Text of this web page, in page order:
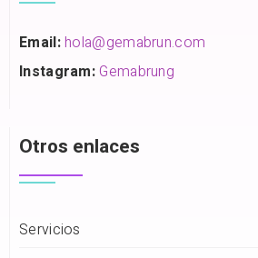
Email:hola@gemabrun.com
Instagram:Gemabrung
Otros enlaces
Servicios